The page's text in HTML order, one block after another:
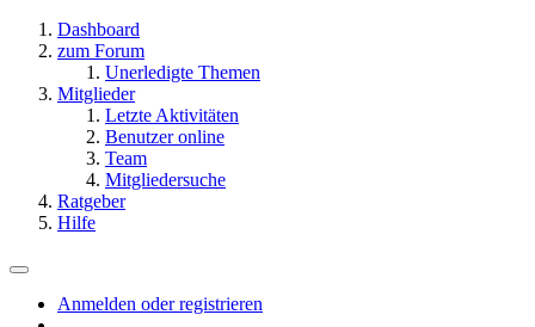
Dashboard
zum Forum
Unerledigte Themen
Mitglieder
Letzte Aktivitäten
Benutzer online
Team
Mitgliedersuche
Ratgeber
Hilfe
Anmelden oder registrieren